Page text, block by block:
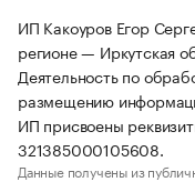
ИП Какоуров Егор
регионе — Иркутская
Деятельность по
размещению
ИП присвоены
321385000105608.
Данные получены из